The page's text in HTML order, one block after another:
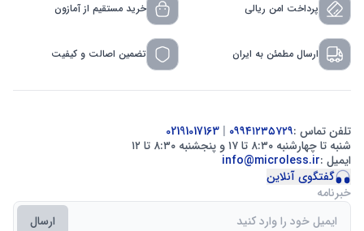
پرداخت امن ریالی خرید مستقیم از آمازون
ارسال مطمئن به ایران تضمین اصالت و کیفیت
تلفن تماس :۰۹۹۴۱۲۳۵۷۲۹ |
شنبه تا چهارشنبه ۸:۳۰ تا ۱۷ و پنجشنبه ۸:۳۰ تا ۱۲
ایمیل :info@microless.ir
گفتگوی آنلاین
خبرنامه
ارسال